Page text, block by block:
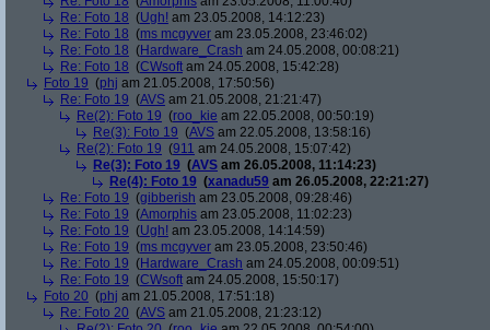
Re: Foto 18 (Ugh! am 23.05.2008, 14:12:23)
Re: Foto 18 (ms mcgyver am 23.05.2008, 23:46:02)
Re: Foto 18 (Hardware_Crash am 24.05.2008, 00:08:21)
Re: Foto 18 (CWsoft am 24.05.2008, 15:42:28)
Foto 19 (phj am 21.05.2008, 17:50:56)
Re: Foto 19 (AVS am 21.05.2008, 21:21:47)
Re(2): Foto 19 (roo_kie am 22.05.2008, 00:50:19)
Re(3): Foto 19 (AVS am 22.05.2008, 13:58:16)
Re(2): Foto 19 (911 am 24.05.2008, 15:07:42)
Re(3): Foto 19 (AVS am 26.05.2008, 11:14:23)
Re(4): Foto 19 (xanadu59 am 26.05.2008, 22:21:27)
Re: Foto 19 (gibberish am 23.05.2008, 09:28:46)
Re: Foto 19 (Amorphis am 23.05.2008, 11:02:23)
Re: Foto 19 (Ugh! am 23.05.2008, 14:14:59)
Re: Foto 19 (ms mcgyver am 23.05.2008, 23:50:46)
Re: Foto 19 (Hardware_Crash am 24.05.2008, 00:09:51)
Re: Foto 19 (CWsoft am 24.05.2008, 15:50:17)
Foto 20 (phj am 21.05.2008, 17:51:18)
Re: Foto 20 (AVS am 21.05.2008, 21:23:12)